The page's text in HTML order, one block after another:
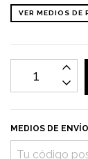
VER MEDIOS DE
MEDIOS DE ENVÍO